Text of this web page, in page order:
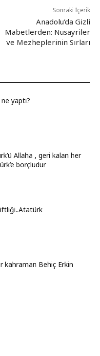
Sonraki İçerik
Anadolu’da Gizli
Mabetlerden: Nusayriler
ve Mezheplerinin Sırları
yaptı?
Allaha , geri kalan her
borçludur
kahraman Behiç Erkin